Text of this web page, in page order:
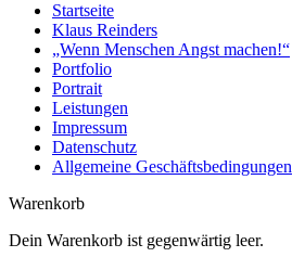
Startseite
Klaus Reinders
„Wenn Menschen Angst machen!“
Portfolio
Portrait
Leistungen
Impressum
Datenschutz
Allgemeine Geschäftsbedingungen
Warenkorb
Dein Warenkorb ist gegenwärtig leer.